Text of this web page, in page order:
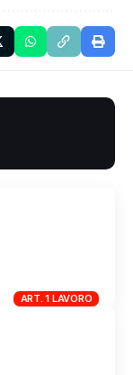
ART. 1 LAVORO